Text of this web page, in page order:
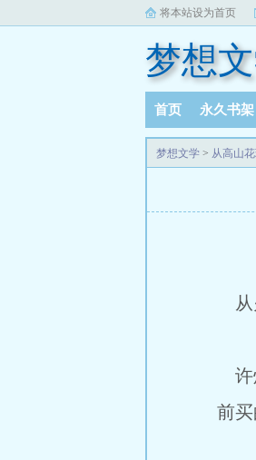
将本站设为首页
梦想
首页 永久书架
梦想文学 > 从高山
从
许
前买